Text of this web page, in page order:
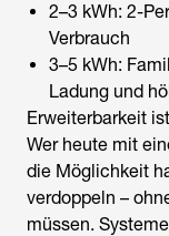
2–3 kWh: 2-
Verbrauch
3–5 kWh:
Ladung und
Erweiterbarkeit
Wer heute mit
die Möglichkeit
verdoppeln –
müssen.